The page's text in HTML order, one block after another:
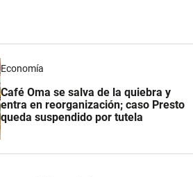
Economía
Café Oma se salva de la quiebra y
entra en reorganización; caso Presto
queda suspendido por tutela